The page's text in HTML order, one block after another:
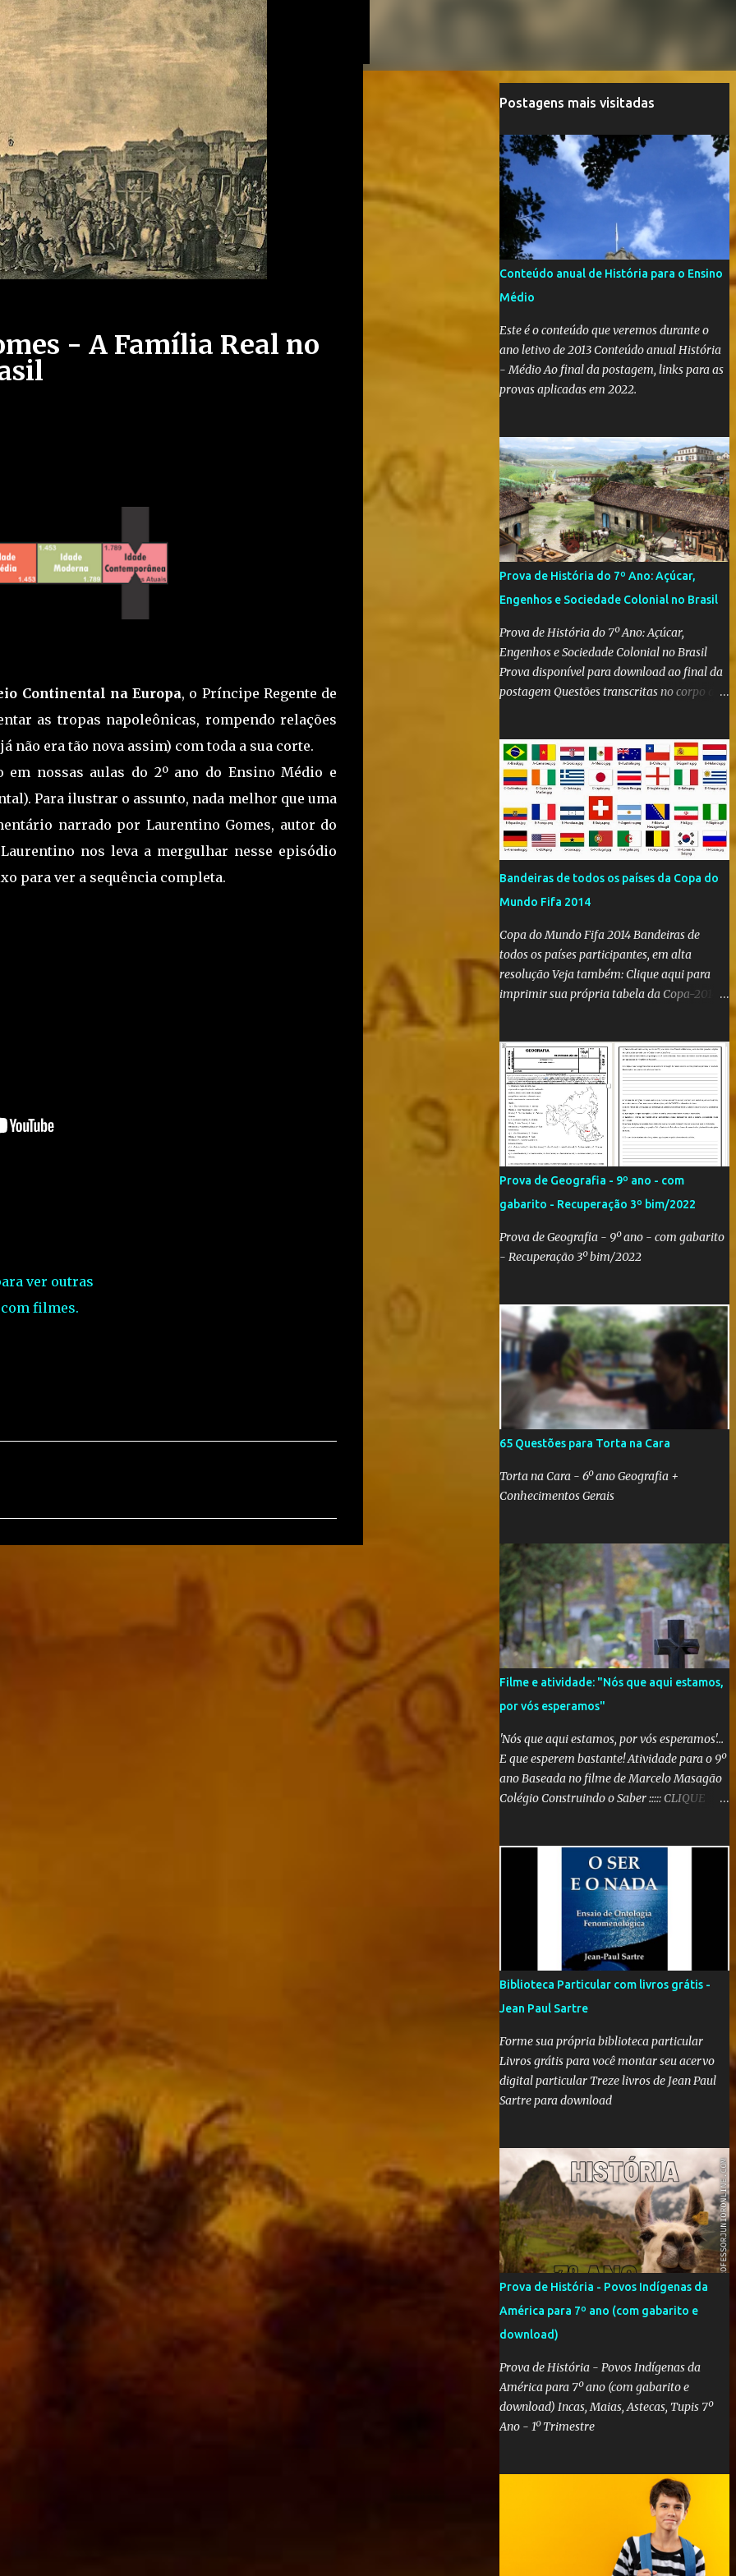
- A Família Real no
Continental na Europa, o Príncipe Regente de
as tropas napoleônicas, rompendo relações
não era tão nova assim) com toda a sua corte.
nossas aulas do 2º ano do Ensino Médio e
Para ilustrar o assunto, nada melhor que uma
narrado por Laurentino Gomes, autor do
nos leva a mergulhar nesse episódio
para ver a sequência completa.
ver outras
filmes.
Postagens mais visitadas
Conteúdo anual de História para o Ensino
Médio
Este é o conteúdo que veremos durante o
ano letivo de 2013 Conteúdo anual História
- Médio Ao final da postagem, links para as
provas aplicadas em 2022.
Prova de História do 7º Ano: Açúcar,
Engenhos e Sociedade Colonial no Brasil
Prova de História do 7º Ano: Açúcar,
Engenhos e Sociedade Colonial no Brasil
Prova disponível para download ao final da
postagem Questões transcritas no corpo da
Bandeiras de todos os países da Copa do
Mundo Fifa 2014
Copa do Mundo Fifa 2014 Bandeiras de
todos os países participantes, em alta
resolução Veja também: Clique aqui para
imprimir sua própria tabela da Copa-2014
Fifa Qatar 2022! Clique aqui e confira os
hinos, com letra e tradução, de todos os
países participantes da Copa do Mundo Fifa
Qatar 2022! Com um evento como a Copa
do Mundo ocorrendo no Brasil,
independentemente se você seja do time
'Viva Copa' ou do time 'Não vai ter Copa',
uma hora ou outra acaba precisando das
bandeiras dos países que participarão do
evento (para exaltá-los ou para estraçalhá-
los). Principalmente se você for aluno ou
Aí, precisa correr para o Google Imagens,
achar a bandeira correta, com a resolução
adequada... a maior função. Eu sei porque já
precisei fazer isso. Como deixei os arquivos
armazenados em cas...
Prova de Geografia - 9º ano - com
gabarito - Recuperação 3º bim/2022
Prova de Geografia - 9º ano - com gabarito
- Recuperação 3º bim/2022
65 Questões para Torta na Cara
Torta na Cara - 6º ano Geografia +
Conhecimentos Gerais
Filme e atividade: "Nós que aqui estamos,
por vós esperamos"
'Nós que aqui estamos, por vós esperamos'...
E que esperem bastante! Atividade para o 9º
ano Baseada no filme de Marcelo Masagão
Colégio Construindo o Saber ::::: CLIQUE
'Nós que aqui estamos, por vós esperamos' é
"um filme-memória do século XX, a partir
de recortes bibliográficos de pequenos e
grandes personagens". Documentário
brasileiro lançado em 1999, o filme mostra
como os grandes acontecimentos são
repletos de inúmeras histórias menores
(mas não menos importantes) que passam
despercebidas na maioria das vezes. Sem
dúvida alguma, este é um dos filmes mais
poéticos da produção brasileira. A beleza
está na combinação das imagens, nos curtos
e certeiros textos e, principalmente, na
É possível atrair a atenção dos alunos com
um filme destoante das grandes pr...
Biblioteca Particular com livros grátis -
Jean Paul Sartre
Forme sua própria biblioteca particular
Livros grátis para você montar seu acervo
digital particular Treze livros de Jean Paul
Sartre para download
Prova de História - Povos Indígenas da
América para 7º ano (com gabarito e
download)
Prova de História - Povos Indígenas da
América para 7º ano (com gabarito e
download) Incas, Maias, Astecas, Tupis 7º
Ano - 1º Trimestre